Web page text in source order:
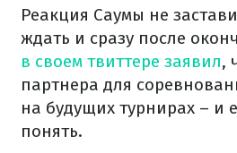
Реакция Саумы не
ждать и сразу после
в своем твиттере заявил,
партнера для
на будущих турнирах – и
понять.